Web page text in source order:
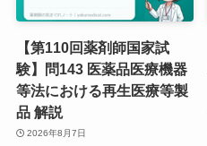
【第110回薬剤師国家試
験】問143 医薬品医療機器
等法における再生医療等製
品 解説
2026年8月7日